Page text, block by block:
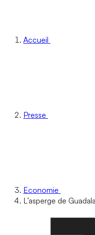
Accueil
Presse
Economie
L’asperge de